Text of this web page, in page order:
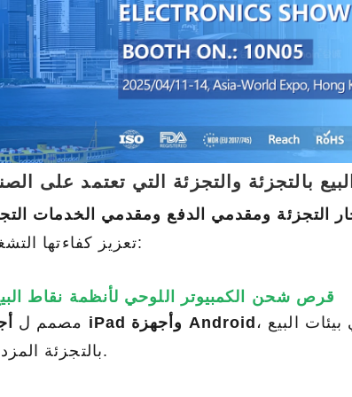
Goochain at IFA 2025 - برلين ، ألمانيا
بالتجزئة والتجزئة التي تعتمد على
التجزئة ومقدمي الدفع ومقدمي الخدمات
تعزيز كفاءتها التشغيلية:
قرص شحن الكمبيوتر اللوحي لأنظمة نقاط
مصمم ل
أجهزة iPad وأجهزة Android
البيع
بالتجزئة المزدحمة.